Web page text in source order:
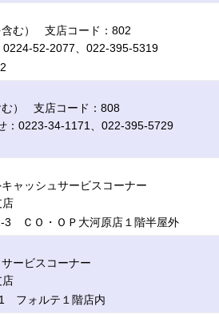
む） 支店コード：802
52-2077、022-395-5319
） 支店コード：808
：0223-34-1171、022-395-5729
キャッシュサービスコーナー
3 ＣＯ・ＯＰ大河原店１階半屋外
ービスコーナー
フォルテ１階店内